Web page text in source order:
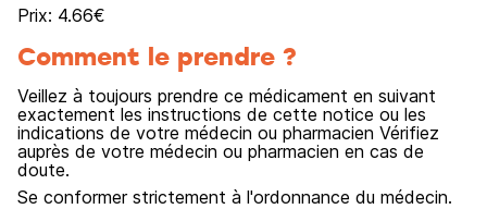
Prix: 4.66€
Comment le prendre ?
Veillez à toujours prendre ce médicament en suivant
exactement les instructions de cette notice ou les
indications de votre médecin ou pharmacien Vérifiez
auprès de votre médecin ou pharmacien en cas de
doute.
Se conformer strictement à l'ordonnance du médecin.